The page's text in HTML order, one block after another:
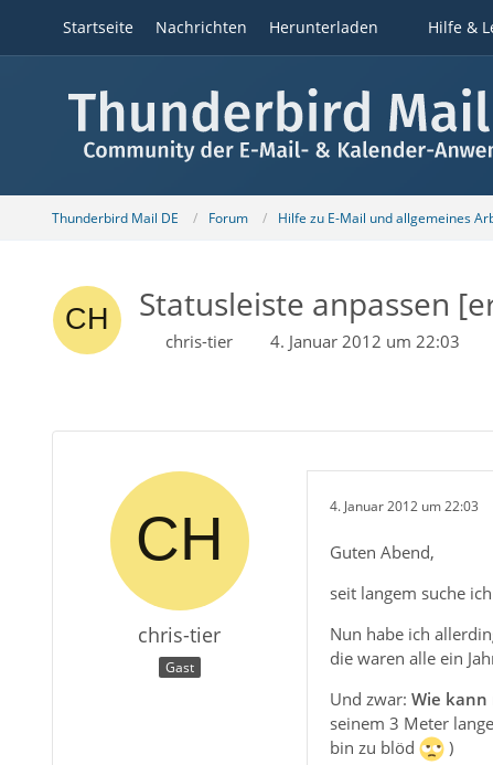
Startseite Nachrichten Herunterladen Hilfe &
Thunderbird Mail DE Forum Hilfe zu E-Mail und allgemeines
Statusleiste anpassen
chris-tier 4. Januar 2012 um 22:03
chris-tier
Gast
4. Januar 2012 um 22:03
Guten Abend,
seit langem suche
Nun habe ich
die waren alle ein
Und zwar: Wie kann
seinem 3 Meter
bin zu blöd
)